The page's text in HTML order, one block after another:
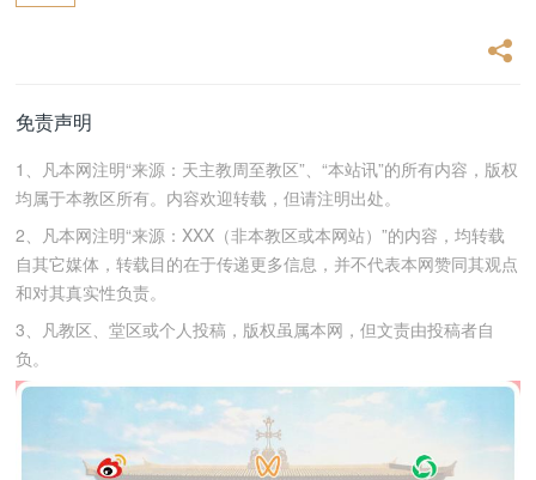
免责声明
1、凡本网注明“来源：天主教周至教区”、“本站讯”的所有内容，版权
均属于本教区所有。内容欢迎转载，但请注明出处。
2、凡本网注明“来源：XXX（非本教区或本网站）”的内容，均转载
自其它媒体，转载目的在于传递更多信息，并不代表本网赞同其观点
和对其真实性负责。
3、凡教区、堂区或个人投稿，版权虽属本网，但文责由投稿者自
负。